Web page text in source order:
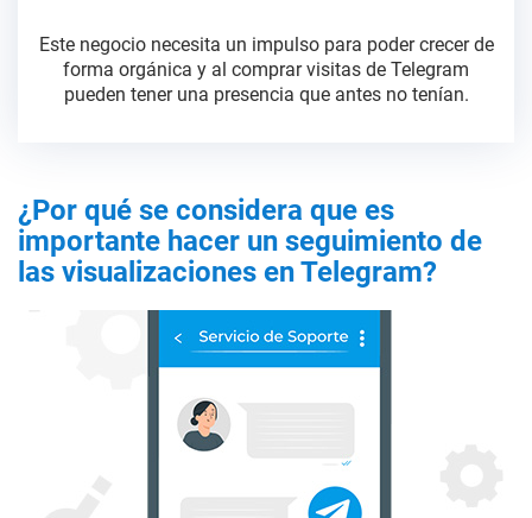
Este negocio necesita un impulso para poder crecer de
forma orgánica y al comprar visitas de Telegram
pueden tener una presencia que antes no tenían.
¿Por qué se considera que es
importante hacer un seguimiento de
las visualizaciones en Telegram?